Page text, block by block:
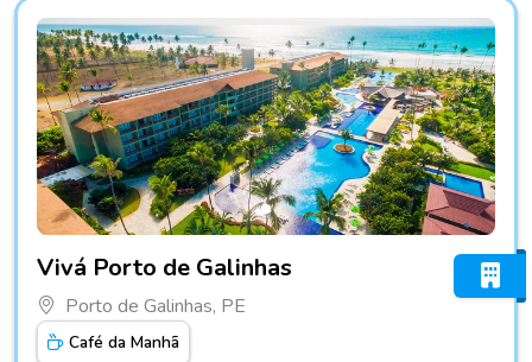
Vivá Porto de Galinhas
Porto de Galinhas, PE
Café da Manhã